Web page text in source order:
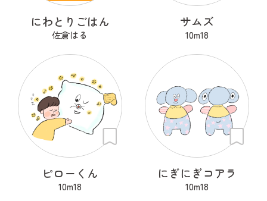
にわとりごはん
佐倉はる
サムズ
10m18
ピローくん
10m18
にぎにぎコアラ
10m18